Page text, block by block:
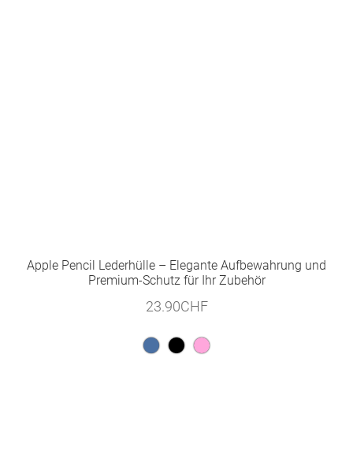
Apple Pencil Lederhülle – Elegante Aufbewahrung und
Premium-Schutz für Ihr Zubehör
23.90CHF